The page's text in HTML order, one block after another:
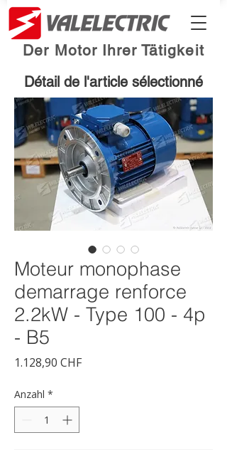
Der Motor Ihrer Tätigkeit
Détail de l'article sélectionné
Moteur monophase
demarrage renforce
2.2kW - Type 100 - 4p
- B5
1.128,90 CHFPreis
Anzahl *